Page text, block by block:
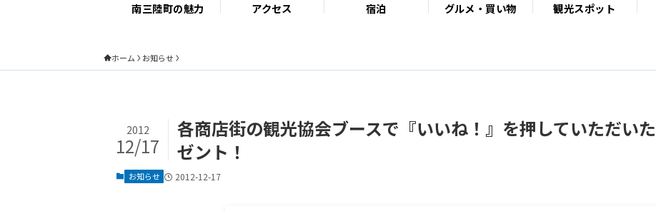
南三陸町の魅力 アクセス 宿泊 グルメ・買い物 観光スポット
ホーム お知らせ
各商店街の観光協会ブースで『いいね！』を押していただい
ゼント！
2012
12/17
お知らせ 2012-12-17